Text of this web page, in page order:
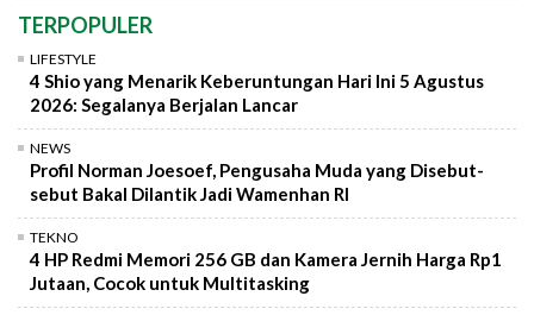
TERPOPULER
LIFESTYLE
4 Shio yang Menarik Keberuntungan Hari Ini 5 Agustus
2026: Segalanya Berjalan Lancar
NEWS
Profil Norman Joesoef, Pengusaha Muda yang Disebut-
sebut Bakal Dilantik Jadi Wamenhan RI
TEKNO
4 HP Redmi Memori 256 GB dan Kamera Jernih Harga Rp1
Jutaan, Cocok untuk Multitasking